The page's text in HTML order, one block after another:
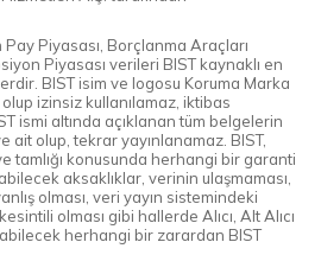
Piyasası, Borçlanma Araçları
Piyasası verileri BIST kaynaklı en
BIST isim ve logosu Koruma Marka
izinsiz kullanılamaz, iktibas
ismi altında açıklanan tüm belgelerin
ait olup, tekrar yayınlanamaz. BIST,
tamlığı konusunda herhangi bir garanti
aksaklıklar, verinin ulaşmaması,
olması, veri yayın sistemindeki
olması gibi hallerde Alıcı, Alt Alıcı
herhangi bir zarardan BIST